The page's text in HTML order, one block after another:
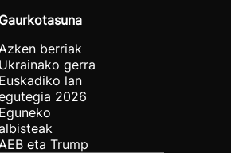
Gaurkotasuna
berriak
Ukrainako gerra
Euskadiko lan
2026
Eguneko
eta Trump